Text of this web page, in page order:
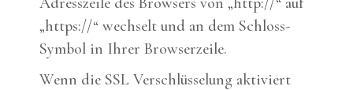
„https://“ wechselt und an dem Schloss-
Symbol in Ihrer Browserzeile.
Wenn die SSL Verschlüsselung aktiviert